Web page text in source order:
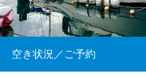
空き状況／ご予約